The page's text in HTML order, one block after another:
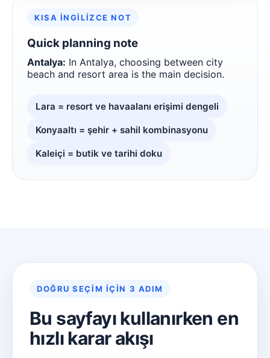
KISA İNGILIZCE NOT
Quick planning note
Antalya: In Antalya, choosing between city
beach and resort area is the main decision.
Lara = resort ve havaalanı erişimi dengeli
Konyaaltı = şehir + sahil kombinasyonu
Kaleiçi = butik ve tarihi doku
DOĞRU SEÇIM IÇIN 3 ADIM
Bu sayfayı kullanırken en
hızlı karar akışı